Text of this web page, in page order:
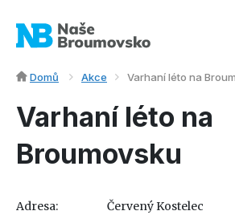
Domů Akce Varhaní léto na
Varhaní léto na
Broumovsku
Adresa: Červený Kostelec